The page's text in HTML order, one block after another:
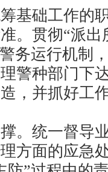
础工作的
贯彻“派出
务运行机制
警种部门下
，并抓好工
统一督导
方面的应急